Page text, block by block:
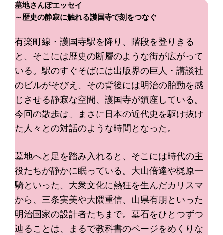
墓地さんぽエッセイ
～歴史の静寂に触れる護国寺で刻をつなぐ
有楽町線・護国寺駅を降り、階段を登りきる
と、そこには歴史の断層のような街が広がって
いる。駅のすぐそばには出版界の巨人・講談社
のビルがそびえ、その背後には明治の胎動を感
じさせる静寂な空間、護国寺が鎮座している。
今回の散歩は、まさに日本の近代史を駆け抜け
た人々との対話のような時間となった。
墓地へと足を踏み入れると、そこには時代の主
役たちが静かに眠っている。大山倍達や梶原一
騎といった、大衆文化に熱狂を生んだカリスマ
から、三条実美や大隈重信、山県有朋といった
明治国家の設計者たちまで。墓石をひとつずつ
辿ることは、まるで教科書のページをめくりな